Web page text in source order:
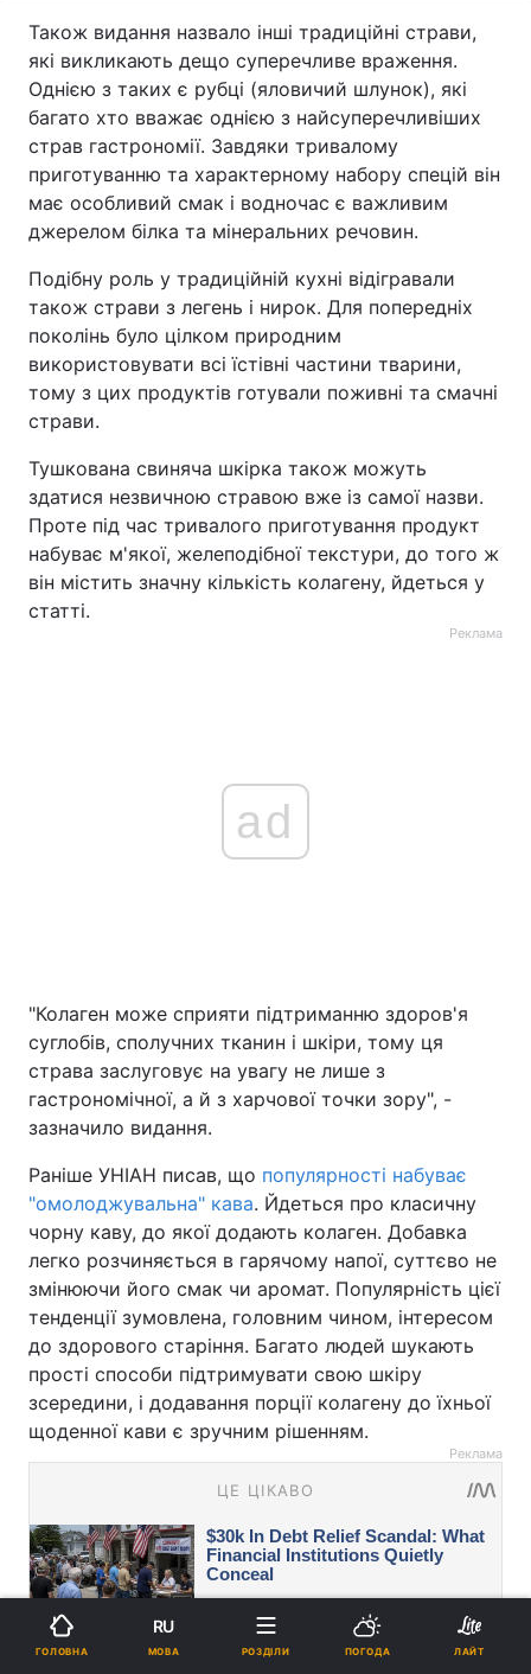
Також видання назвало інші традиційні страви,
які викликають дещо суперечливе враження.
Однією з таких є рубці (яловичий шлунок), які
багато хто вважає однією з найсуперечливіших
страв гастрономії. Завдяки тривалому
приготуванню та характерному набору спецій він
має особливий смак і водночас є важливим
джерелом білка та мінеральних речовин.
Подібну роль у традиційній кухні відігравали
також страви з легень і нирок. Для попередніх
поколінь було цілком природним
використовувати всі їстівні частини тварини,
тому з цих продуктів готували поживні та смачні
страви.
Тушкована свиняча шкірка також можуть
здатися незвичною стравою вже із самої назви.
Проте під час тривалого приготування продукт
набуває м'якої, желеподібної текстури, до того ж
він містить значну кількість колагену, йдеться у
статті.
Реклама
ad
"Колаген може сприяти підтриманню здоров'я
суглобів, сполучних тканин і шкіри, тому ця
страва заслуговує на увагу не лише з
гастрономічної, а й з харчової точки зору", -
зазначило видання.
Раніше УНІАН писав, що популярності набуває
"омолоджувальна" кава. Йдеться про класичну
чорну каву, до якої додають колаген. Добавка
легко розчиняється в гарячому напої, суттєво не
змінюючи його смак чи аромат. Популярність цієї
тенденції зумовлена, головним чином, інтересом
до здорового старіння. Багато людей шукають
прості способи підтримувати свою шкіру
зсередини, і додавання порції колагену до їхньої
щоденної кави є зручним рішенням.
Реклама
ГОЛОВНА
RU
МОВА РОЗДІЛИ ПОГОДА ЛАЙТ